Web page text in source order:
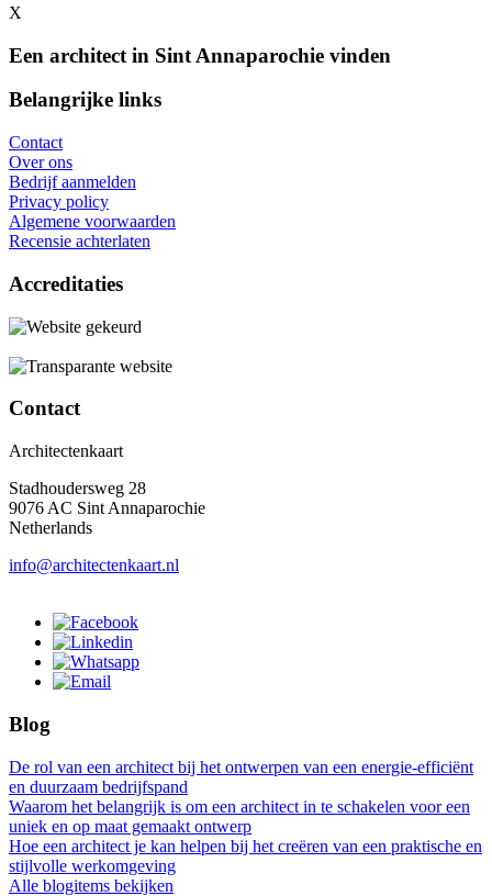
X
Een architect in Sint Annaparochie vinden
Belangrijke links
Contact
Over ons
Bedrijf aanmelden
Privacy policy
Algemene voorwaarden
Recensie achterlaten
Accreditaties
Contact
Architectenkaart
Stadhoudersweg 28
9076 AC Sint Annaparochie
Netherlands
info@architectenkaart.nl
Blog
De rol van een architect bij het ontwerpen van een energie-efficiënt
en duurzaam bedrijfspand
Waarom het belangrijk is om een architect in te schakelen voor een
uniek en op maat gemaakt ontwerp
Hoe een architect je kan helpen bij het creëren van een praktische en
stijlvolle werkomgeving
Alle blogitems bekijken